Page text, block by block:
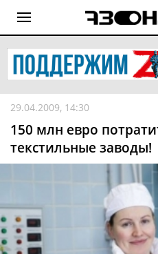
29.04.2009, 14:30
150 млн евро
текстильные заводы!